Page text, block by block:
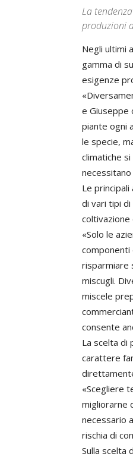
La
produzioni
Negli ultimi
gamma di
esigenze
e Giuseppe
piante ogni
le specie,
climatiche
Le
di vari tipi
coltivazione
«Solo le
componenti
risparmiare
miscugli.
miscele
consente
La scelta di
carattere
«Scegliere
migliorarne
necessario
rischia di
Sulla scelta